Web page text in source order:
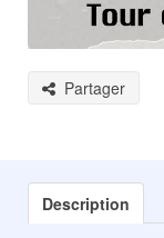
Partager
Description